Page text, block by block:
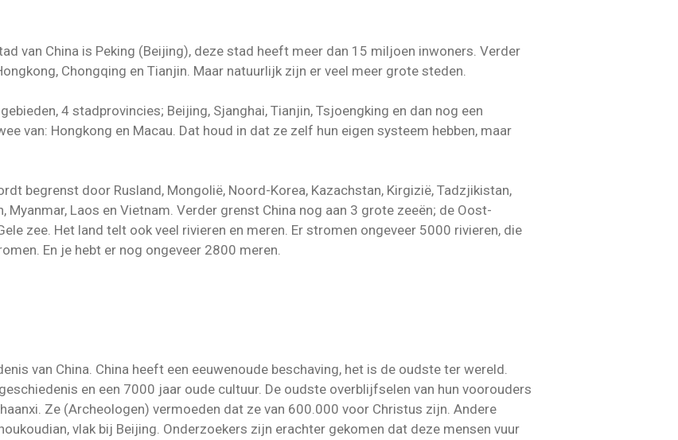
van China is Peking (Beijing), deze stad heeft meer dan 15 miljoen inwoners. Verder
Chongqing en Tianjin. Maar natuurlijk zijn er veel meer grote steden.
4 stadprovincies; Beijing, Sjanghai, Tianjin, Tsjoengking en dan nog een
van: Hongkong en Macau. Dat houd in dat ze zelf hun eigen systeem hebben, maar
begrenst door Rusland, Mongolië, Noord-Korea, Kazachstan, Kirgizië, Tadzjikistan,
Myanmar, Laos en Vietnam. Verder grenst China nog aan 3 grote zeeën; de Oost-
zee. Het land telt ook veel rivieren en meren. Er stromen ongeveer 5000 rivieren, die
En je hebt er nog ongeveer 2800 meren.
van China. China heeft een eeuwenoude beschaving, het is de oudste ter wereld.
en een 7000 jaar oude cultuur. De oudste overblijfselen van hun voorouders
Ze (Archeologen) vermoeden dat ze van 600.000 voor Christus zijn. Andere
vlak bij Beijing. Onderzoekers zijn erachter gekomen dat deze mensen vuur